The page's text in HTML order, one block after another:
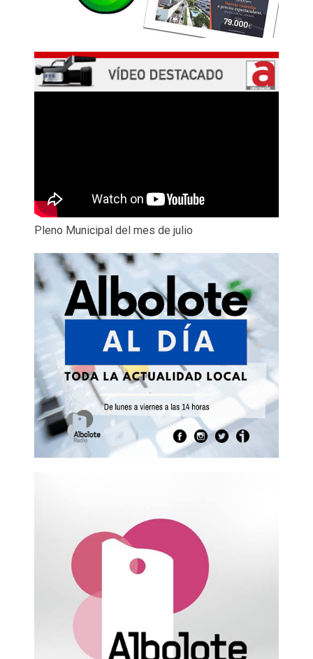
Pleno Municipal del mes de julio